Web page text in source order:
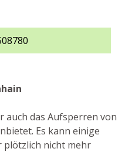
auch das Aufsperren von
Es kann einige
plötzlich nicht mehr